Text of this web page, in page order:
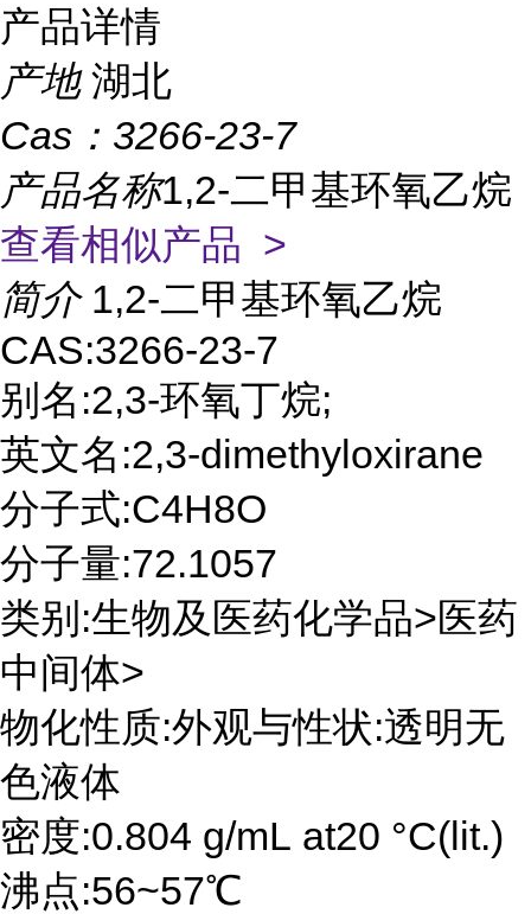
产品详情
产地 湖北
Cas： 3266-23-7
产品名称1,2-二甲基环氧乙烷
查看相似产品 >
简介 1,2-二甲基环氧乙烷
CAS:3266-23-7
别名:2,3-环氧丁烷;
英文名:2,3-dimethyloxirane
分子式:C4H8O
分子量:72.1057
类别:生物及医药化学品>医药
中间体>
物化性质:外观与性状:透明无
色液体
密度:0.804 g/mL at20 °C(lit.)
沸点:56~57℃